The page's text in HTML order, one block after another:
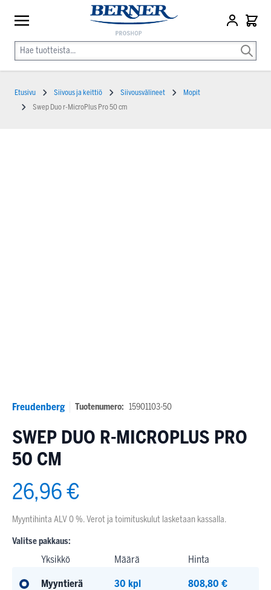
Freudenberg Tuotenumero: 15901103-50
SWEP DUO R-MICROPLUS PRO
50 CM
26,96 €
Myyntihinta ALV 0 %. Verot ja toimituskulut lasketaan kassalla.
Valitse pakkaus:
Yksikkö Määrä Hinta
Myyntierä 30 kpl 808,80 €
Etusivu Siivous ja keittiö Siivousvälineet
Mopit
Swep Duo r-MicroPlus Pro 50 cm